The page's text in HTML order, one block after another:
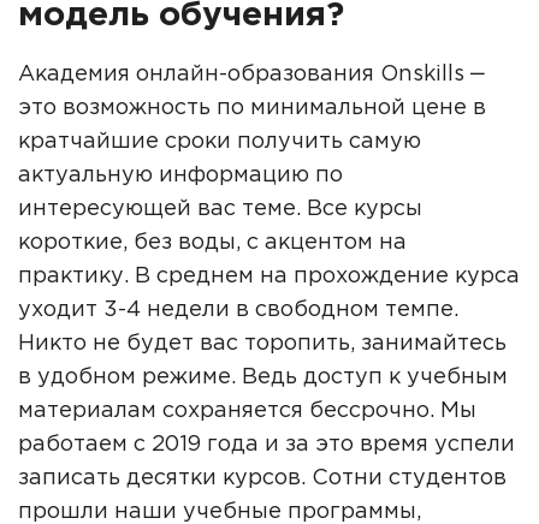
модель обучения?
Академия онлайн-образования Onskills ‒
это возможность по минимальной цене в
кратчайшие сроки получить самую
актуальную информацию по
интересующей вас теме. Все курсы
короткие, без воды, с акцентом на
практику. В среднем на прохождение курса
уходит 3-4 недели в свободном темпе.
Никто не будет вас торопить, занимайтесь
в удобном режиме. Ведь доступ к учебным
материалам сохраняется бессрочно. Мы
работаем с 2019 года и за это время успели
записать десятки курсов. Сотни студентов
прошли наши учебные программы,